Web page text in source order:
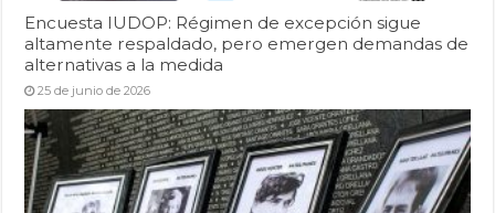
Encuesta IUDOP: Régimen de excepción sigue
altamente respaldado, pero emergen demandas de
alternativas a la medida
25 de junio de 2026